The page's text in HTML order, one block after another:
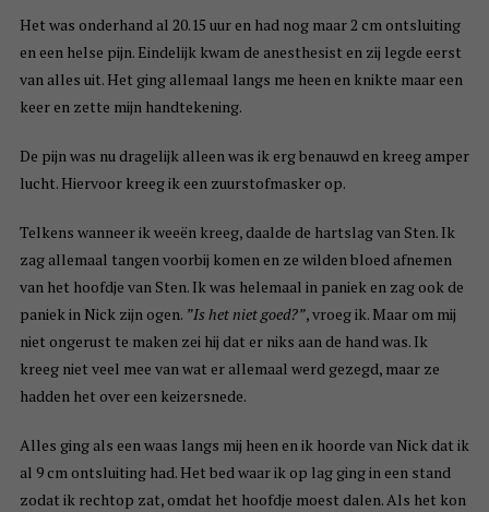
Het was onderhand al 20.15 uur en had nog maar 2 cm ontsluiting
en een helse pijn. Eindelijk kwam de anesthesist en zij legde eerst
van alles uit. Het ging allemaal langs me heen en knikte maar een
keer en zette mijn handtekening.
De pijn was nu dragelijk alleen was ik erg benauwd en kreeg amper
lucht. Hiervoor kreeg ik een zuurstofmasker op.
Telkens wanneer ik weeën kreeg, daalde de hartslag van Sten. Ik
zag allemaal tangen voorbij komen en ze wilden bloed afnemen
van het hoofdje van Sten. Ik was helemaal in paniek en zag ook de
paniek in Nick zijn ogen. ”Is het niet goed?”, vroeg ik. Maar om mij
niet ongerust te maken zei hij dat er niks aan de hand was. Ik
kreeg niet veel mee van wat er allemaal werd gezegd, maar ze
hadden het over een keizersnede.
Alles ging als een waas langs mij heen en ik hoorde van Nick dat ik
al 9 cm ontsluiting had. Het bed waar ik op lag ging in een stand
zodat ik rechtop zat, omdat het hoofdje moest dalen. Als het kon